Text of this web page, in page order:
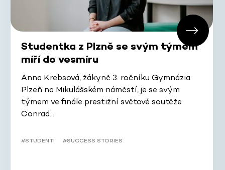
Studentka z Plzně se svým týmem
míří do vesmíru
Anna Krebsová, žákyně 3. ročníku Gymnázia
Plzeň na Mikulášském náměstí, je se svým
týmem ve finále prestižní světové soutěže
Conrad…
#STUDENTI #SUCCESS STORIES